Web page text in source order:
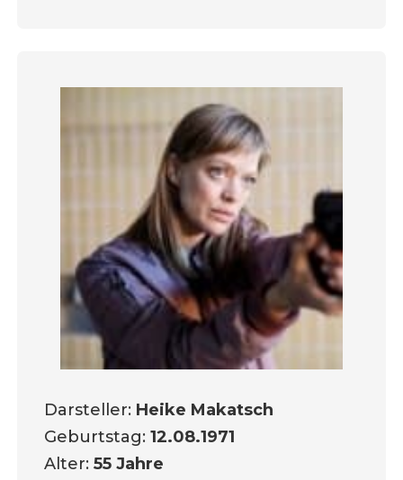
Darsteller: Heike Makatsch
Geburtstag:12.08.1971
Alter:55 Jahre